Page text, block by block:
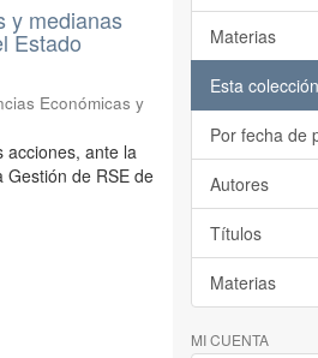
y medianas
Estado
Económicas y
acciones, ante la
Gestión de RSE de
Materias
Esta colección
Por fecha de
Autores
Títulos
Materias
MI CUENTA